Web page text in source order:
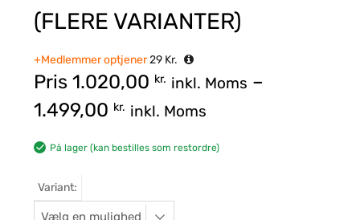
(FLERE VARIANTER)
+Medlemmer optjener29 Kr.
Pris 1.020,00 kr. inkl. Moms –
1.499,00 kr. inkl. Moms
På lager (kan bestilles som restordre)
Variant: